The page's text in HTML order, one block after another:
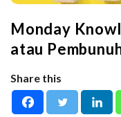
Monday
atau
Share this